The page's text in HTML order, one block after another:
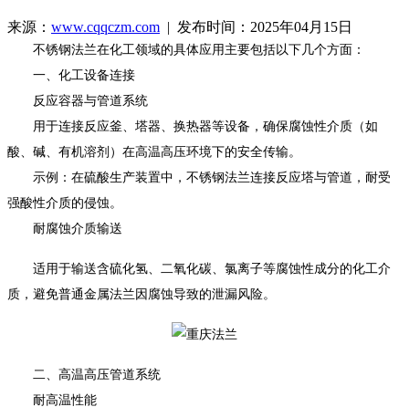
来源： www.cqqczm.com | 发布时间：2025年04月15日
不锈钢法兰在化工领域的具体应用主要包括以下几个方面：
一、化工设备连接
反应容器与管道系统
用于连接反应釜、塔器、换热器等设备，确保腐蚀性介质（如
酸、碱、有机溶剂）在高温高压环境下的安全传输。
示例：在硫酸生产装置中，不锈钢法兰连接反应塔与管道，耐受
强酸性介质的侵蚀。
耐腐蚀介质输送
适用于输送含硫化氢、二氧化碳、氯离子等腐蚀性成分的化工介
质，避免普通金属法兰因腐蚀导致的泄漏风险。
二、高温高压管道系统
耐高温性能